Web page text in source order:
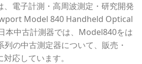
、電子計測・高周波測定・研究開発
Model 840 Handheld Optical
本中古計測器では、 Model840をは
列の中古測定器について、販売・
応しています。